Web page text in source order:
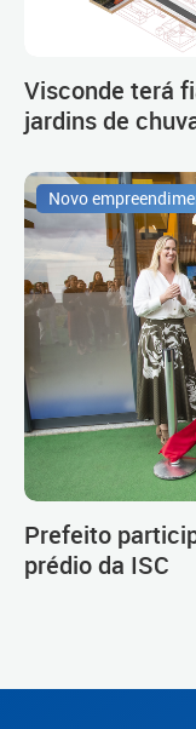
Visconde terá
jardins de
Novo
Prefeito
prédio da ISC